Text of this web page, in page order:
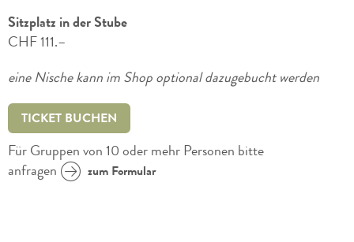
Sitzplatz in der Stube
CHF 111.–
eine Nische kann im Shop optional dazugebucht werden
TICKET BUCHEN
Für Gruppen von 10 oder mehr Personen bitte
anfragen
zum Formular